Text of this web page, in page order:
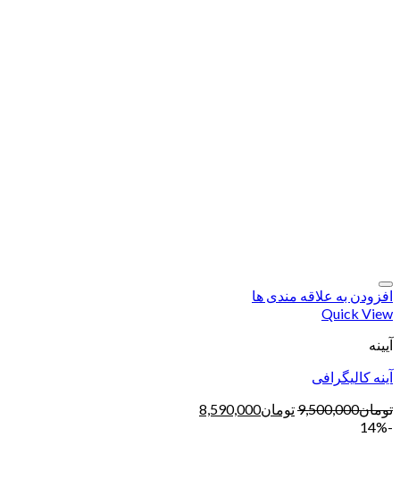
افزودن به علاقه مندی ها
Quick View
آیینه
آینه کالیگرافی
تومان9,500,000تومان8,590,000
-14%